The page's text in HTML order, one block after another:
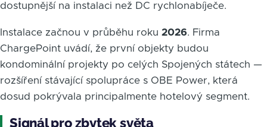
dostupnější na instalaci než DC rychlonabíječe.
Instalace začnou v průběhu roku 2026. Firma
ChargePoint uvádí, že první objekty budou
kondominální projekty po celých Spojených státech —
rozšíření stávající spolupráce s OBE Power, která
dosud pokrývala principalmente hotelový segment.
Signál pro zbytek světa